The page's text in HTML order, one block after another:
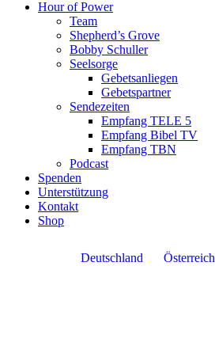
Hour of Power
Team
Shepherd’s Grove
Bobby Schuller
Seelsorge
Gebetsanliegen
Gebetspartner
Sendezeiten
Empfang TELE 5
Empfang Bibel TV
Empfang TBN
Podcast
Spenden
Unterstützung
Kontakt
Shop
Deutschland Österreich